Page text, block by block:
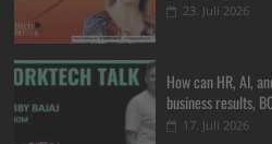
23. Juli 2026
How can HR, AI,
business results,
17. Juli 2026